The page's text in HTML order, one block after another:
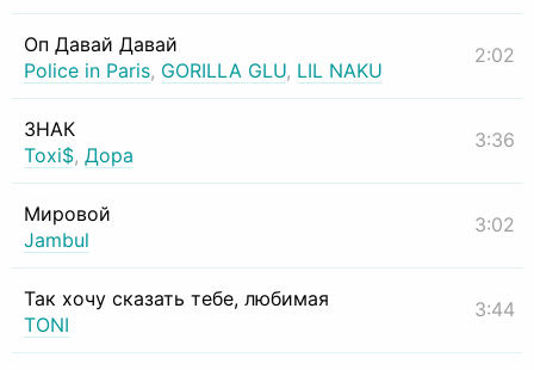
Оп Давай Давай
Police in Paris, GORILLA GLU, LIL NAKU
2:02
ЗНАК
Toxi$, Дора
3:36
Мировой
Jambul
3:02
Так хочу сказать тебе, любимая
TONI
3:44